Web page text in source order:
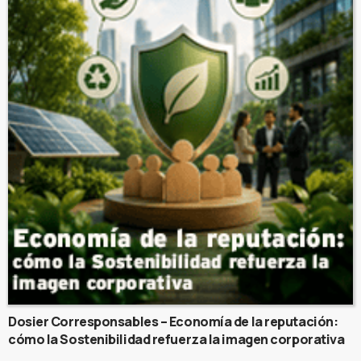
Dosier Corresponsables – Economía de la reputación:
cómo la Sostenibilidad refuerza la imagen corporativa